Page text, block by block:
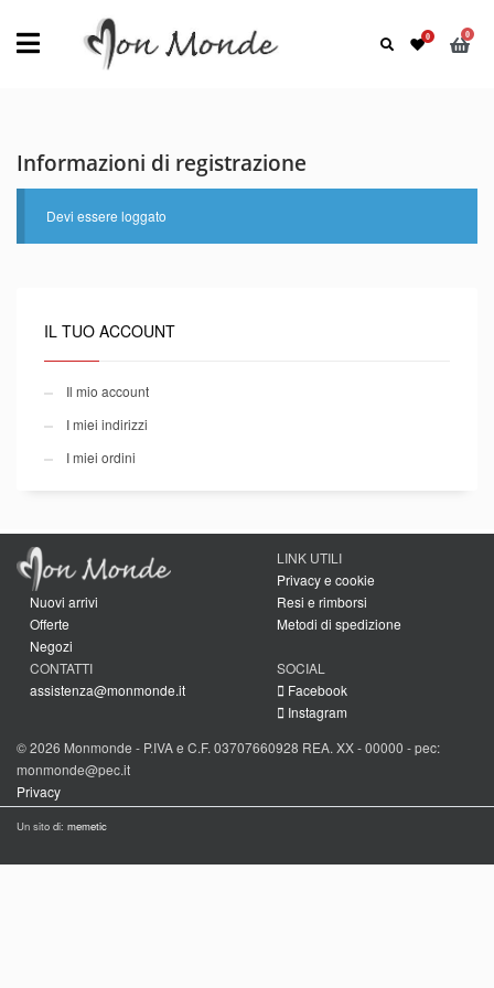
Informazioni di registrazione
Devi essere loggato
IL TUO ACCOUNT
Il mio account
I miei indirizzi
I miei ordini
Nuovi arrivi
Offerte
Negozi
LINK UTILI
Privacy e cookie
Resi e rimborsi
Metodi di spedizione
CONTATTI
assistenza@monmonde.it
SOCIAL
Facebook
Instagram
© 2026 Monmonde - P.IVA e C.F. 03707660928 REA. XX - 00000 - pec:
monmonde@pec.it
Privacy
Un sito di: memetic